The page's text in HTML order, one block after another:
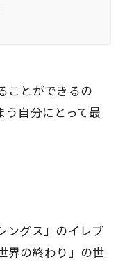
ことができるの
う自分にとって最
ングス」のイレブ
界の終わり」の世